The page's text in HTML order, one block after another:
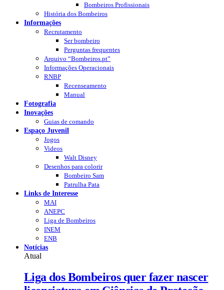
Bombeiros Profissionais
História dos Bombeiros
Informações
Recrutamento
Ser bombeiro
Perguntas frequentes
Arquivo “Bombeiros.pt”
Informações Operacionais
RNBP
Recenseamento
Manual
Fotografia
Inovações
Guias de comando
Espaço Juvenil
Jogos
Videos
Walt Disney
Desenhos para colorir
Bombeiro Sam
Patrulha Pata
Links de Interesse
MAI
ANEPC
Liga de Bombeiros
INEM
ENB
Notícias
Atual
Liga dos Bombeiros quer fazer nascer